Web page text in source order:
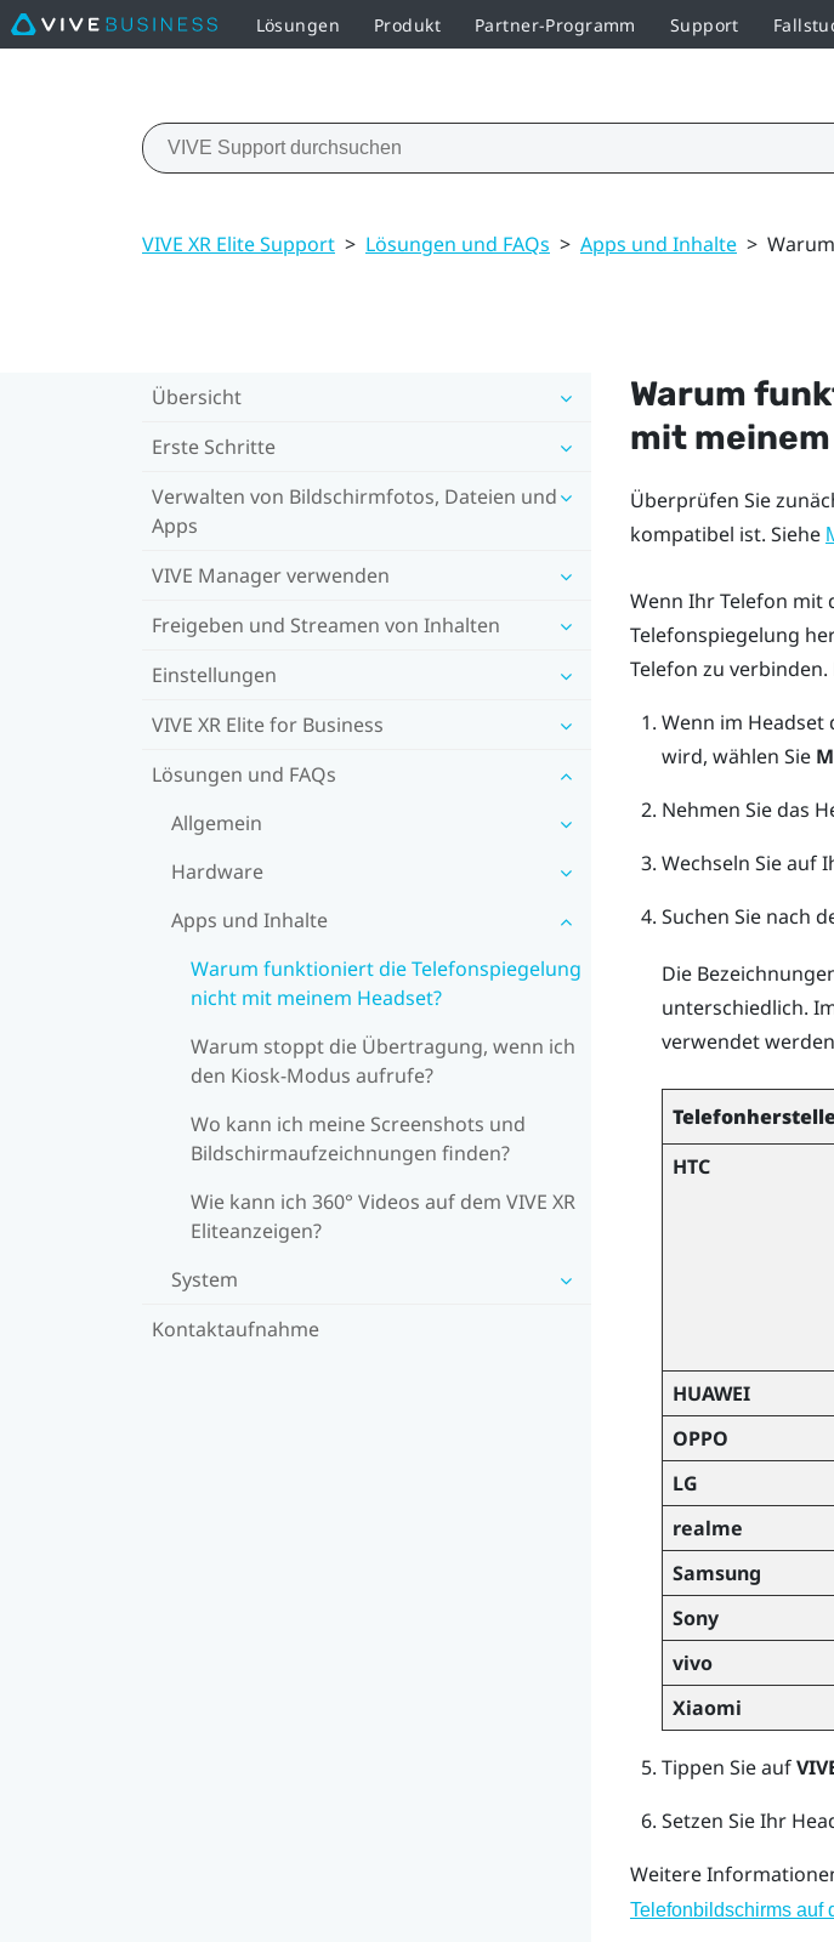
Lösungen Produkt Partner-Programm Support
VIVE XR Elite Support > Lösungen und FAQs > Apps und Inhalte >
Übersicht
Erste Schritte
Verwalten von Bildschirmfotos, Dateien und
Apps
VIVE Manager verwenden
Freigeben und Streamen von Inhalten
Einstellungen
VIVE XR Elite for Business
Lösungen und FAQs
Allgemein
Hardware
Apps und Inhalte
Warum funktioniert die Telefonspiegelung
nicht mit meinem Headset?
Warum stoppt die Übertragung, wenn ich
den Kiosk-Modus aufrufe?
Wo kann ich meine Screenshots und
Bildschirmaufzeichnungen finden?
Wie kann ich 360° Videos auf dem VIVE XR
Eliteanzeigen?
System
Kontaktaufnahme
Warum
mit
Überprüfen Sie
kompatibel ist. Siehe
Wenn Ihr Telefon mit
Telefonspiegelung
Telefon zu
Wenn im Headset
wird, wählen Sie
Nehmen Sie das
Wechseln Sie auf
Suchen Sie nach
Die
unterschiedlich.
verwendet
HTC
HUAWEI
OPPO
LG
realme
Samsung
Sony
vivo
Xiaomi
Tippen Sie auf
Setzen Sie Ihr
Weitere
Telefonbildschirms auf